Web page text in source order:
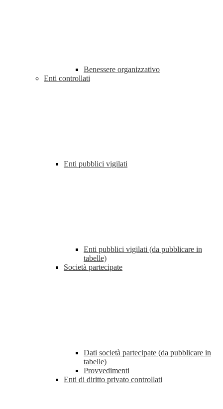
Benessere organizzativo
Enti controllati
Enti pubblici vigilati
Enti pubblici vigilati (da pubblicare in
tabelle)
Società partecipate
Dati società partecipate (da pubblicare in
tabelle)
Provvedimenti
Enti di diritto privato controllati